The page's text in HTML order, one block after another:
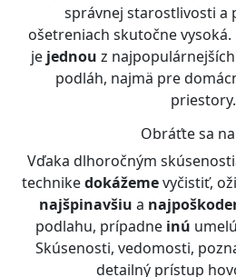
správnej starostlivosti a
ošetreniach skutočne
je jednou z
podláh, najmä pre
priestory.
Obráťte sa
Vďaka dlhoročným
technikedokážemevyčistiť,
najšpinavšiu a
podlahu, prípadne inú
Skúsenosti, vedomosti,
detailný prístup